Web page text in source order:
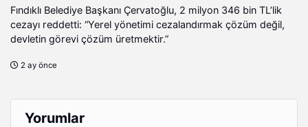
Fındıklı Belediye Başkanı Çervatoğlu, 2 milyon 346 bin TL’lik
cezayı reddetti: “Yerel yönetimi cezalandırmak çözüm değil,
devletin görevi çözüm üretmektir.”
2 ay önce
Yorumlar